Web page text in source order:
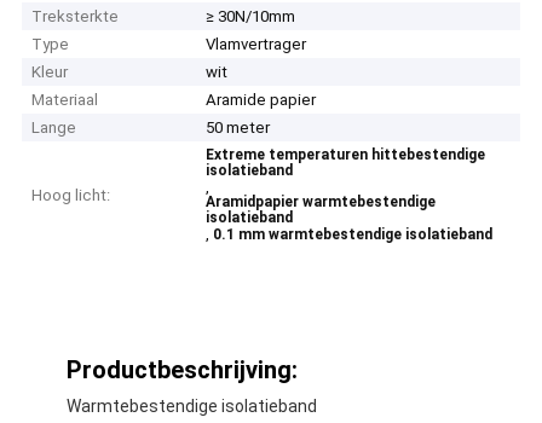
Treksterkte
≥ 30N/10mm
Type
Vlamvertrager
Kleur
wit
Materiaal
Aramide papier
Lange
50 meter
Hoog licht:
Extreme temperaturen hittebestendige
isolatieband
,
Aramidpapier warmtebestendige
isolatieband
, 0.1 mm warmtebestendige isolatieband
Productbeschrijving:
Warmtebestendige isolatieband